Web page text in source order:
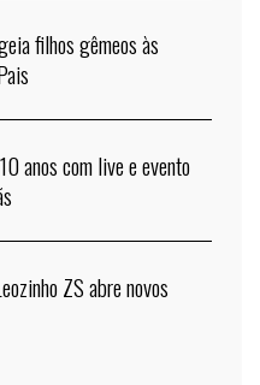
filhos gêmeos às
anos com live e evento
ZS abre novos